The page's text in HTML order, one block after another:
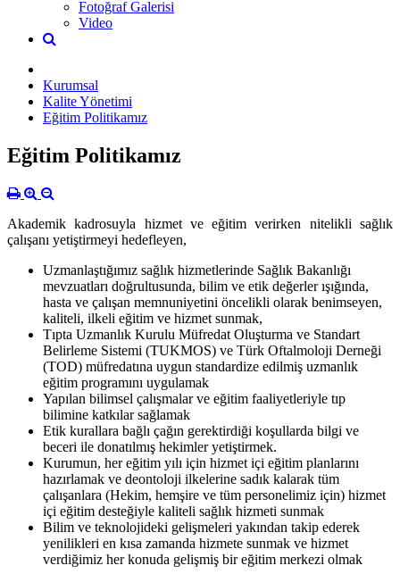
Fotoğraf Galerisi
Video
Kurumsal
Kalite Yönetimi
Eğitim Politikamız
Eğitim Politikamız
Akademik kadrosuyla hizmet ve eğitim verirken nitelikli sağlık
çalışanı yetiştirmeyi hedefleyen,
Uzmanlaştığımız sağlık hizmetlerinde Sağlık Bakanlığı
mevzuatları doğrultusunda, bilim ve etik değerler ışığında,
hasta ve çalışan memnuniyetini öncelikli olarak benimseyen,
kaliteli, ilkeli eğitim ve hizmet sunmak,
Tıpta Uzmanlık Kurulu Müfredat Oluşturma ve Standart
Belirleme Sistemi (TUKMOS) ve Türk Oftalmoloji Derneği
(TOD) müfredatına uygun standardize edilmiş uzmanlık
eğitim programını uygulamak
Yapılan bilimsel çalışmalar ve eğitim faaliyetleriyle tıp
bilimine katkılar sağlamak
Etik kurallara bağlı çağın gerektirdiği koşullarda bilgi ve
beceri ile donatılmış hekimler yetiştirmek.
Kurumun, her eğitim yılı için hizmet içi eğitim planlarını
hazırlamak ve deontoloji ilkelerine sadık kalarak tüm
çalışanlara (Hekim, hemşire ve tüm personelimiz için) hizmet
içi eğitim desteğiyle kaliteli sağlık hizmeti sunmak
Bilim ve teknolojideki gelişmeleri yakından takip ederek
yenilikleri en kısa zamanda hizmete sunmak ve hizmet
verdiğimiz her konuda gelişmiş bir eğitim merkezi olmak